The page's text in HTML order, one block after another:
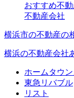
おすすめ不
不動産会社
横浜市の不動産の
横浜の不動産会社
ホームタウン
東急リバブル
リスト